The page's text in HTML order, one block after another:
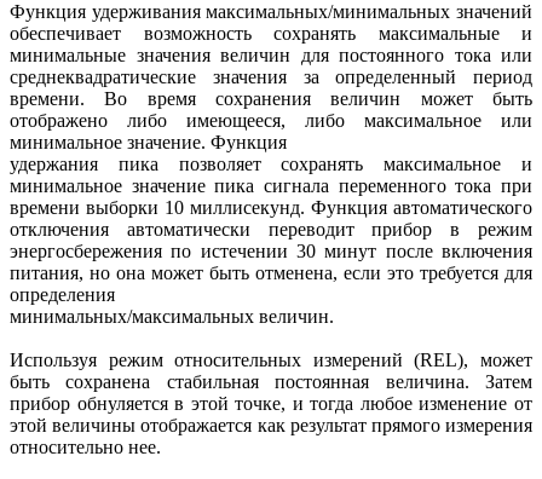
Функция удерживания максимальных/минимальных значений
обеспечивает возможность сохранять максимальные и
минимальные значения величин для постоянного тока или
среднеквадратические значения за определенный период
времени. Во время сохранения величин может быть
отображено либо имеющееся, либо максимальное или
минимальное значение. Функция
удержания пика позволяет сохранять максимальное и
минимальное значение пика сигнала переменного тока при
времени выборки 10 миллисекунд. Функция автоматического
отключения автоматически переводит прибор в режим
энергосбережения по истечении 30 минут после включения
питания, но она может быть отменена, если это требуется для
определения
минимальных/максимальных величин.
Используя режим относительных измерений (REL), может
быть сохранена стабильная постоянная величина. Затем
прибор обнуляется в этой точке, и тогда любое изменение от
этой величины отображается как результат прямого измерения
относительно нее.